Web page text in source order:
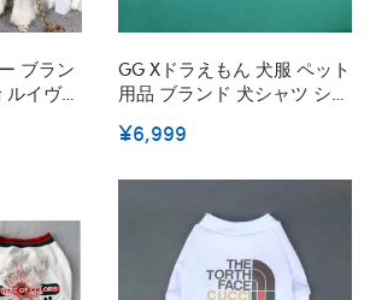
ブラン
イヴィ
歩用 胴
激安
GG Xドラえもん 犬服 ペット
用品 ブランド 犬シャツ シン
両足 Doraemon 猫服 ペット
ツ シュナウザー ダックス ト
イプードル コピー S-2XL
¥6,999